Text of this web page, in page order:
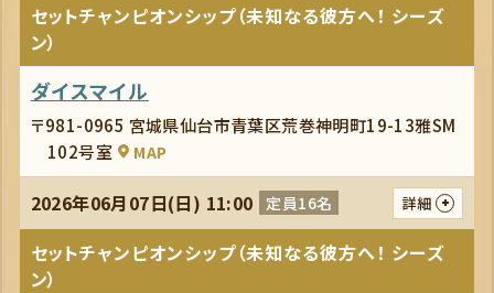
セットチャンピオンシップ（未知なる彼方へ！ シーズ
ン）
ダイスマイル
〒981-0965 宮城県仙台市青葉区荒巻神明町19-13雅SM
102号室
MAP
2026年06月07日(日) 11:00 定員16名 詳細
セットチャンピオンシップ（未知なる彼方へ！ シーズ
ン）